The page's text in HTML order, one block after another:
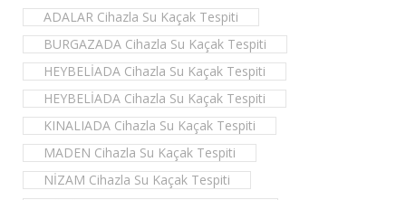
ADALAR Cihazla Su Kaçak Tespiti
BURGAZADA Cihazla Su Kaçak Tespiti
HEYBELİADA Cihazla Su Kaçak Tespiti
HEYBELİADA Cihazla Su Kaçak Tespiti
KINALIADA Cihazla Su Kaçak Tespiti
MADEN Cihazla Su Kaçak Tespiti
NİZAM Cihazla Su Kaçak Tespiti